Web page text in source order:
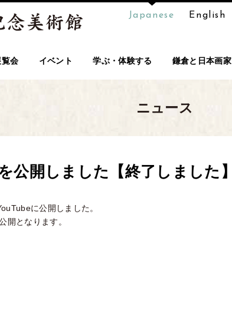
Japanese English
覧会 イベント 学ぶ・体験する 鎌倉と日本画家
ニュース
公開しました【終了しました】
に公開しました。
開となります。